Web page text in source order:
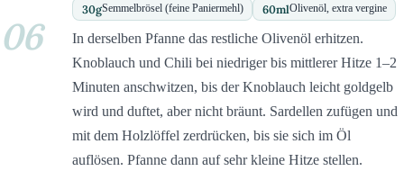
30gSemmelbrösel (feine Paniermehl) 60mlOlivenöl, extra vergine
06
In derselben Pfanne das restliche Olivenöl erhitzen.
Knoblauch und Chili bei niedriger bis mittlerer Hitze 1–2
Minuten anschwitzen, bis der Knoblauch leicht goldgelb
wird und duftet, aber nicht bräunt. Sardellen zufügen und
mit dem Holzlöffel zerdrücken, bis sie sich im Öl
auflösen. Pfanne dann auf sehr kleine Hitze stellen.